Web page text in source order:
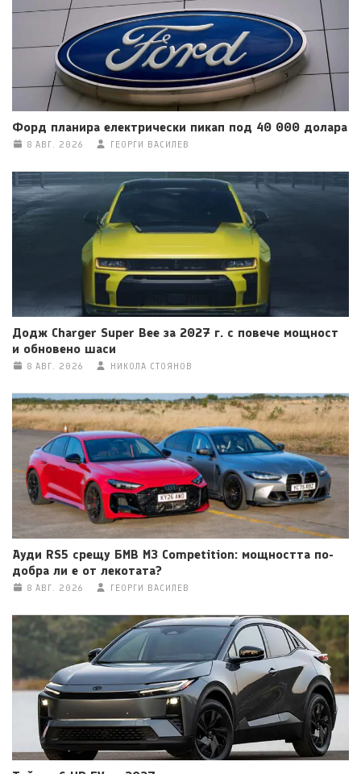
Форд планира електрически пикап под 40 000 долара
8 АВГ. 2026 ГЕОРГИ ВАСИЛЕВ
Додж Charger Super Bee за 2027 г. с повече мощност
и обновено шаси
8 АВГ. 2026 НИКОЛА СТОЯНОВ
Ауди RS5 срещу БМВ M3 Competition: мощността по-
добра ли е от лекотата?
8 АВГ. 2026 ГЕОРГИ ВАСИЛЕВ